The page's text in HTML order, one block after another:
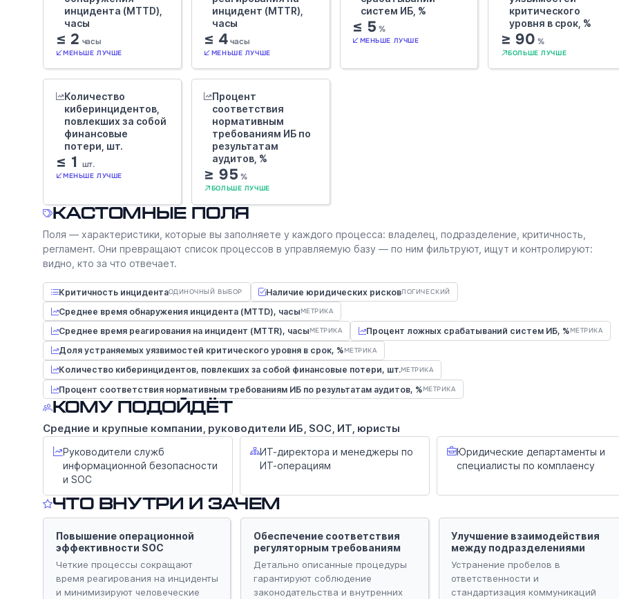
инцидента (MTTD),
часы
≤ 2 часы
МЕНЬШЕ ЛУЧШЕ
инцидент (MTTR),
часы
≤ 4часы
МЕНЬШЕ ЛУЧШЕ
систем ИБ, %
≤ 5 %
МЕНЬШЕ ЛУЧШЕ
критического
уровня в срок, %
≥ 90 %
БОЛЬШЕ ЛУЧШЕ
Количество
киберинцидентов,
повлекших за собой
финансовые
потери, шт.
≤ 1 шт.
МЕНЬШЕ ЛУЧШЕ
Процент
соответствия
нормативным
требованиям ИБ по
результатам
аудитов, %
≥ 95 %
БОЛЬШЕ ЛУЧШЕ
Кастомные поля
Поля — характеристики, которые вы заполняете у каждого процесса: владелец, подразделение, критичность,
регламент. Они превращают список процессов в управляемую базу — по ним фильтруют, ищут и контролируют:
видно, кто за что отвечает.
Критичность инцидентаОДИНОЧНЫЙ ВЫБОР Наличие юридических рисковЛОГИЧЕСКИЙ
Среднее время обнаружения инцидента (MTTD), часы МЕТРИКА
Среднее время реагирования на инцидент (MTTR), часыМЕТРИКА Процент ложных срабатываний систем ИБ, %МЕТРИКА
Доля устраняемых уязвимостей критического уровня в срок, %МЕТРИКА
Количество киберинцидентов, повлекших за собой финансовые потери, шт.МЕТРИКА
Процент соответствия нормативным требованиям ИБ по результатам аудитов, %МЕТРИКА
Кому подойдёт
Средние и крупные компании, руководители ИБ, SOC, ИТ, юристы
Руководители служб
информационной безопасности
и SOC
ИТ-директора и менеджеры по
ИТ-операциям
Юридические департаменты и
специалисты по комплаенсу
Что внутри и зачем
Повышение операционной
эффективности SOC
Четкие процессы сокращают
время реагирования на инциденты
и минимизируют человеческие
Обеспечение соответствия
регуляторным требованиям
Детально описанные процедуры
гарантируют соблюдение
законодательства и внутренних
Улучшение взаимодействия
между подразделениями
Устранение пробелов в
ответственности и
стандартизация коммуникаций